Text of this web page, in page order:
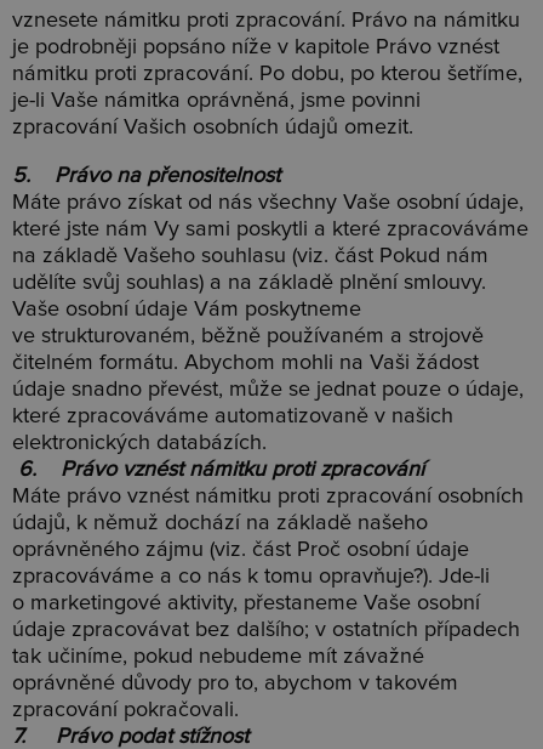
vznesete námitku proti zpracování. Právo na námitku
je podrobněji popsáno níže v kapitole Právo vznést
námitku proti zpracování. Po dobu, po kterou šetříme,
je-li Vaše námitka oprávněná, jsme povinni
zpracování Vašich osobních údajů omezit.
5. Právo na přenositelnost
Máte právo získat od nás všechny Vaše osobní údaje,
které jste nám Vy sami poskytli a které zpracováváme
na základě Vašeho souhlasu (viz. část Pokud nám
udělíte svůj souhlas) a na základě plnění smlouvy.
Vaše osobní údaje Vám poskytneme
ve strukturovaném, běžně používaném a strojově
čitelném formátu. Abychom mohli na Vaši žádost
údaje snadno převést, může se jednat pouze o údaje,
které zpracováváme automatizovaně v našich
elektronických databázích.
6. Právo vznést námitku proti zpracování
Máte právo vznést námitku proti zpracování osobních
údajů, k němuž dochází na základě našeho
oprávněného zájmu (viz. část Proč osobní údaje
zpracováváme a co nás k tomu opravňuje?). Jde-li
o marketingové aktivity, přestaneme Vaše osobní
údaje zpracovávat bez dalšího; v ostatních případech
tak učiníme, pokud nebudeme mít závažné
oprávněné důvody pro to, abychom v takovém
zpracování pokračovali.
7. Právo podat stížnost